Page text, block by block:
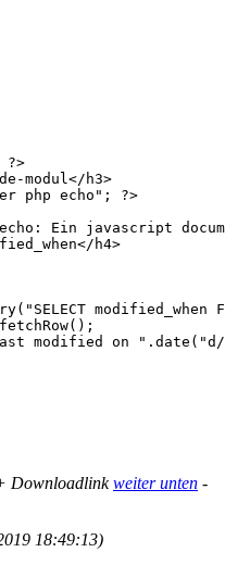
?>
modul</h3>
php echo"; ?>
echo: Ein javascript
h4>
Downloadlinkweiter unten -
18:49:13)